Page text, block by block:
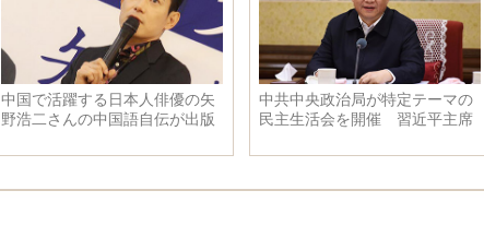
中国で活躍する日本人俳優の矢
野浩二さんの中国語自伝が出版
評価
中共中央政治局が特定テーマの
民主生活会を開催 習近平主席
表